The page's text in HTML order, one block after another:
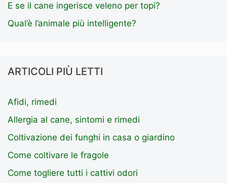
E se il cane ingerisce veleno per topi?
Qual’è l’animale più intelligente?
ARTICOLI PIÙ LETTI
Afidi, rimedi
Allergia al cane, sintomi e rimedi
Coltivazione dei funghi in casa o giardino
Come coltivare le fragole
Come togliere tutti i cattivi odori